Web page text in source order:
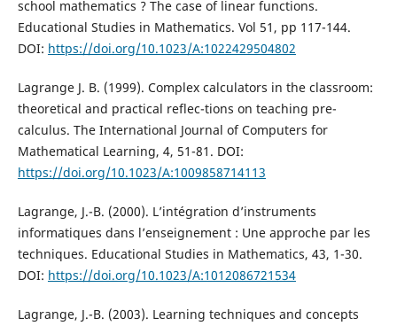
school mathematics ? The case of linear functions.
Educational Studies in Mathematics. Vol 51, pp 117-144.
DOI: https://doi.org/10.1023/A:1022429504802
Lagrange J. B. (1999). Complex calculators in the classroom:
theoretical and practical reflec-tions on teaching pre-
calculus. The International Journal of Computers for
Mathematical Learning, 4, 51-81. DOI:
https://doi.org/10.1023/A:1009858714113
Lagrange, J.-B. (2000). L’intégration d’instruments
informatiques dans l’enseignement : Une approche par les
techniques. Educational Studies in Mathematics, 43, 1-30.
DOI: https://doi.org/10.1023/A:1012086721534
Lagrange, J.-B. (2003). Learning techniques and concepts